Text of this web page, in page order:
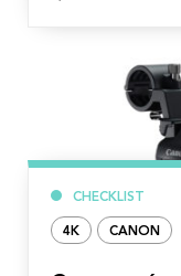
CHECKLIST
4K CANON